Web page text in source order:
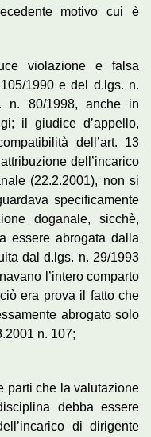
motivo cui è
violazione e falsa
1990 e del d.lgs. n.
n. 80/1998, anche in
il giudice d’appello,
dell’art. 13
dell’incarico
(22.2.2001), non si
specificamente
doganale, sicchè,
essere abrogata dalla
dal d.lgs. n. 29/1993
l’intero comparto
era prova il fatto che
abrogato solo
n. 107;
parti che la valutazione
debba essere
di dirigente